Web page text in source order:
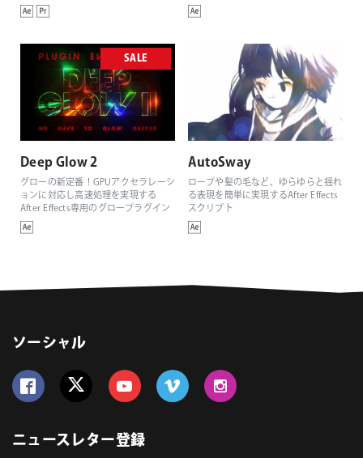
SALE
Deep Glow 2
グローの新定番！GPUアクセラレーシ
ョンに対応し高速処理を実現する
After Effects専用のグロープラグイン
AutoSway
ロープや髪の毛など、ゆらゆらと揺れ
る表現を簡単に実現するAfter Effects
スクリプト
ソーシャル
ニュースレター登録